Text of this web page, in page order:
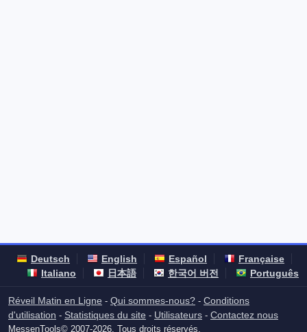
Deutsch English Español
Française
Italiano
日本語 한국어 버전 Português
Réveil Matin en Ligne - Qui sommes-nous? - Conditions
d'utilisation - Statistiques du site - Utilisateurs - Contactez nous
MessenTools© 2007-2026. Tous droits réservés.